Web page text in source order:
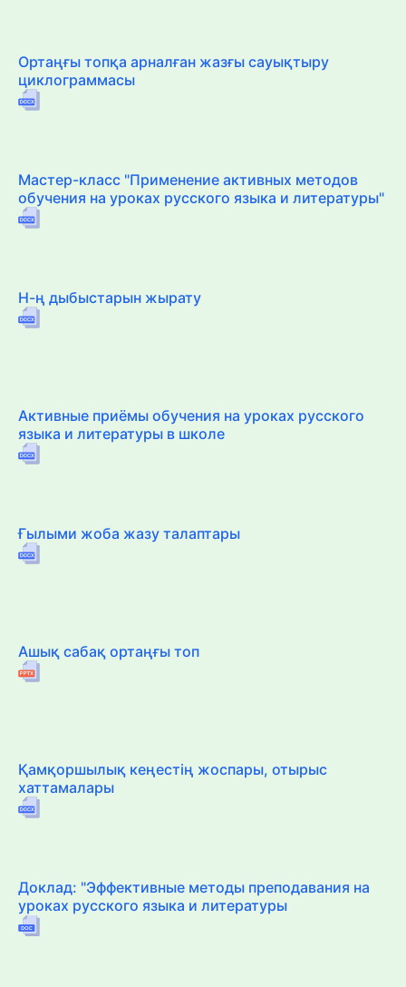
Ортаңғы топқа арналған жазғы сауықтыру
циклограммасы
Мастер-класс "Применение активных методов
обучения на уроках русского языка и литературы"
Н-ң дыбыстарын жырату
Активные приёмы обучения на уроках русского
языка и литературы в школе
Ғылыми жоба жазу талаптары
Ашық сабақ ортаңғы топ
Қамқоршылық кеңестің жоспары, отырыс
хаттамалары
Доклад: "Эффективные методы преподавания на
уроках русского языка и литературы